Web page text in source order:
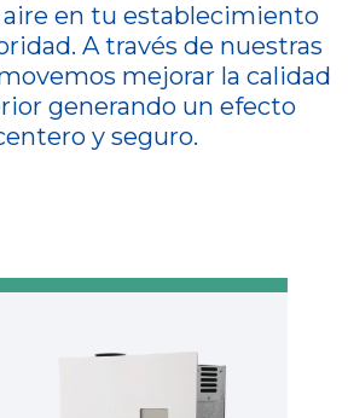
aire en tu establecimiento
A través de nuestras
mejorar la calidad
generando un efecto
y seguro.